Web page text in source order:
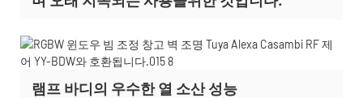
램프 바디의 우수한 열 소산 성능